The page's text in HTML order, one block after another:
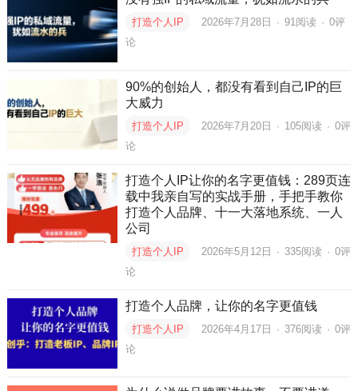
打造个人IP 2026年7月28日 · 91阅读 · 0评
论
90%的创始人，都没有看到自己IP的巨
大威力
打造个人IP 2026年7月20日 · 105阅读 · 0评
论
打造个人IP让你的名字更值钱：289页连
载中我亲自写的实战手册，手把手教你
打造个人品牌、十一大落地系统、一人
公司
打造个人IP 2026年5月12日 · 335阅读 · 0评
论
打造个人品牌，让你的名字更值钱
打造个人IP 2026年4月17日 · 376阅读 · 0评
论